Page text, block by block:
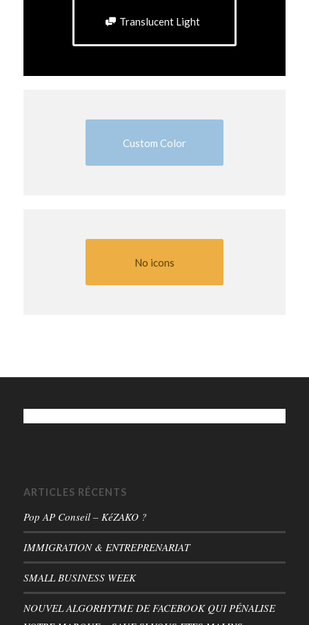
Translucent Light
Custom Color
No icons
ARTICLES RÉCENTS
Pop AP Conseil – KéZAKO ?
IMMIGRATION & ENTREPRENARIAT
SMALL BUSINESS WEEK
NOUVEL ALGORHYTME DE FACEBOOK QUI PÉNALISE